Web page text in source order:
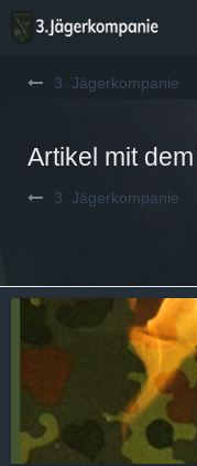
3. Jägerkompanie
Artikel mit dem
3. Jägerkompanie